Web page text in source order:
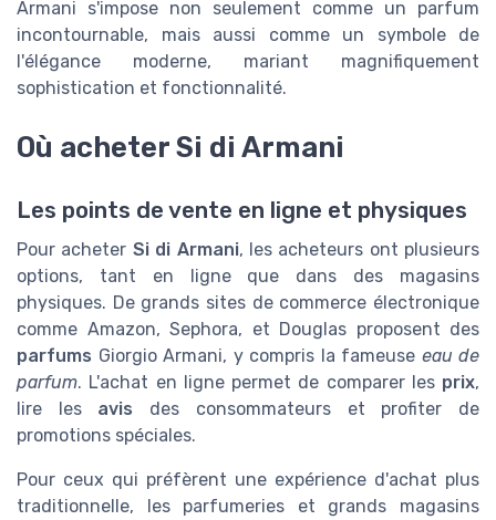
Armani s'impose non seulement comme un parfum
incontournable, mais aussi comme un symbole de
l'élégance moderne, mariant magnifiquement
sophistication et fonctionnalité.
Où acheter Si di Armani
Les points de vente en ligne et physiques
Pour acheter Si di Armani, les acheteurs ont plusieurs
options, tant en ligne que dans des magasins
physiques. De grands sites de commerce électronique
comme Amazon, Sephora, et Douglas proposent des
parfums Giorgio Armani, y compris la fameuse eau de
parfum. L'achat en ligne permet de comparer les prix,
lire les avis des consommateurs et profiter de
promotions spéciales.
Pour ceux qui préfèrent une expérience d'achat plus
traditionnelle, les parfumeries et grands magasins